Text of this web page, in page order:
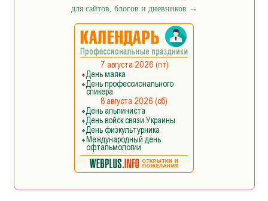
для сайтов, блогов и дневников →